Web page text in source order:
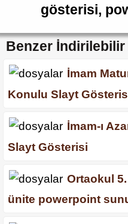
gösterisi,
Benzer
İmam
Konulu Slayt
İmam-ı
Slayt Gösterisi
Ortaokul 5.
ünite powerpoint